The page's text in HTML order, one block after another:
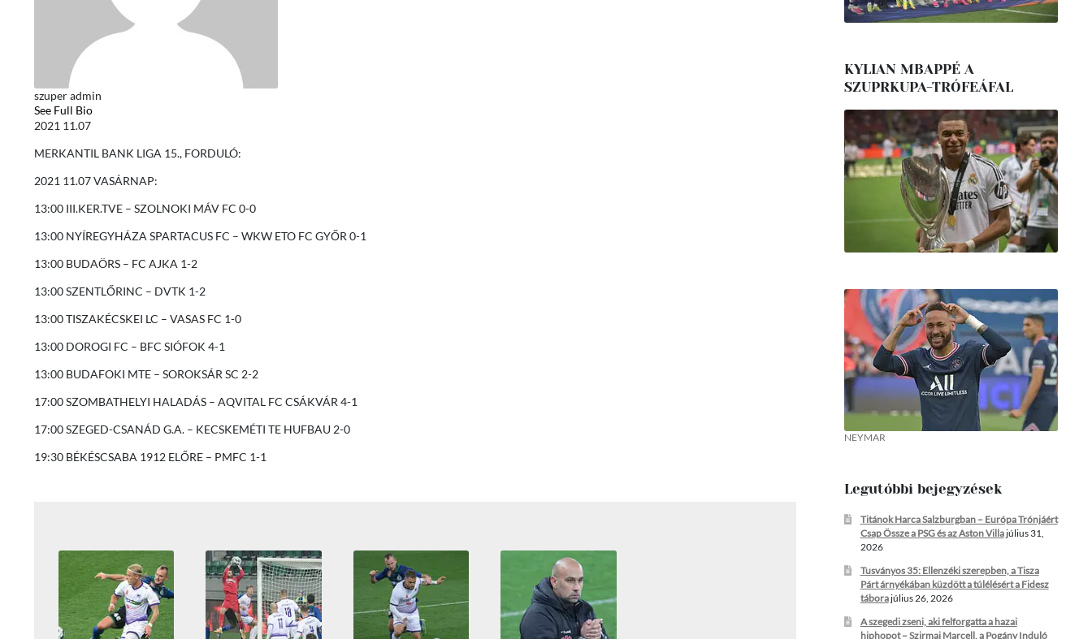
szuper admin
See Full Bio
2021 11.07
MERKANTIL BANK LIGA 15., FORDULÓ:
2021 11.07 VASÁRNAP:
13:00 III.KER.TVE – SZOLNOKI MÁV FC 0-0
13:00 NYÍREGYHÁZA SPARTACUS FC – WKW ETO FC GYŐR 0-1
13:00 BUDAÖRS – FC AJKA 1-2
13:00 SZENTLŐRINC – DVTK 1-2
13:00 TISZAKÉCSKEI LC – VASAS FC 1-0
13:00 DOROGI FC – BFC SIÓFOK 4-1
13:00 BUDAFOKI MTE – SOROKSÁR SC 2-2
17:00 SZOMBATHELYI HALADÁS – AQVITAL FC CSÁKVÁR 4-1
17:00 SZEGED-CSANÁD G.A. – KECSKEMÉTI TE HUFBAU 2-0
19:30 BÉKÉSCSABA 1912 ELŐRE – PMFC 1-1
KYLIAN MBAPPÉ A
SZUPRKUPA-TRÓFEÁFAL
NEYMAR
Legutóbbi bejegyzések
Titánok Harca Salzburgban – Európa Trónjáért
Csap Össze a PSG és az Aston Villajúlius 31,
2026
Tusványos 35: Ellenzéki szerepben, a Tisza
Párt árnyékában küzdött a túlélésért a Fidesz
táborajúlius 26, 2026
A szegedi zseni, aki felforgatta a hazai
hiphopot – Szirmai Marcell, a Pogány Induló